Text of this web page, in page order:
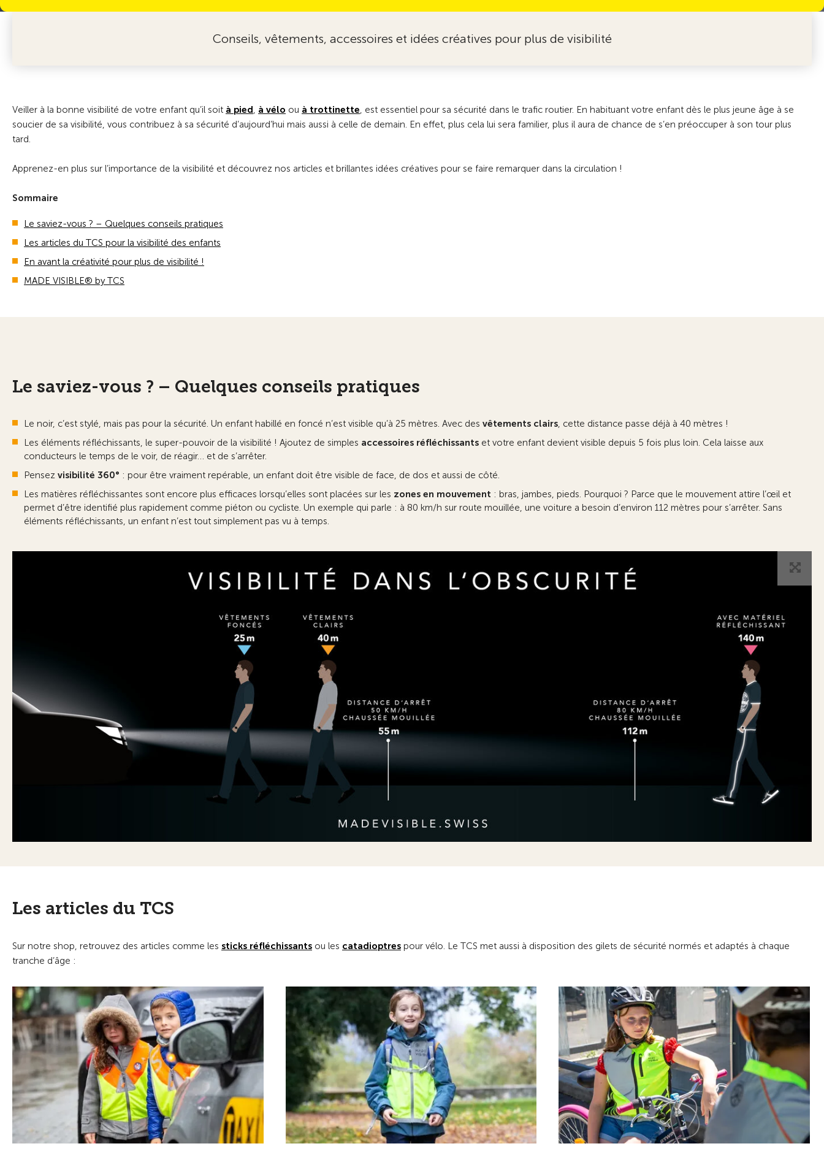
Conseils, vêtements, accessoires et idées créatives pour plus de visibilité
Veiller à la bonne visibilité de votre enfant qu’il soit à pied, à vélo ou à trottinette, est essentiel pour sa sécurité dans le trafic routier. En habituant votre enfant dès le plus jeune âge à se
soucier de sa visibilité, vous contribuez à sa sécurité d’aujourd’hui mais aussi à celle de demain. En effet, plus cela lui sera familier, plus il aura de chance de s’en préoccuper à son tour plus
tard.
Apprenez-en plus sur l’importance de la visibilité et découvrez nos articles et brillantes idées créatives pour se faire remarquer dans la circulation !
Sommaire
Le saviez-vous ? – Quelques conseils pratiques
Les articles du TCS pour la visibilité des enfants
En avant la créativité pour plus de visibilité !
MADE VISIBLE® by TCS
Le saviez-vous ? – Quelques conseils pratiques
Le noir, c’est stylé, mais pas pour la sécurité. Un enfant habillé en foncé n’est visible qu’à 25 mètres. Avec des vêtements clairs, cette distance passe déjà à 40 mètres !
Les éléments réfléchissants, le super-pouvoir de la visibilité ! Ajoutez de simples accessoires réfléchissants et votre enfant devient visible depuis 5 fois plus loin. Cela laisse aux
conducteurs le temps de le voir, de réagir… et de s’arrêter.
Pensez visibilité 360° : pour être vraiment repérable, un enfant doit être visible de face, de dos et aussi de côté.
Les matières réfléchissantes sont encore plus efficaces lorsqu’elles sont placées sur les zones en mouvement : bras, jambes, pieds. Pourquoi ? Parce que le mouvement attire l’œil et
permet d’être identifié plus rapidement comme piéton ou cycliste. Un exemple qui parle : à 80 km/h sur route mouillée, une voiture a besoin d’environ 112 mètres pour s’arrêter. Sans
éléments réfléchissants, un enfant n’est tout simplement pas vu à temps.
Les articles du TCS
Sur notre shop, retrouvez des articles comme les sticks réfléchissants ou les catadioptres pour vélo. Le TCS met aussi à disposition des gilets de sécurité normés et adaptés à chaque
tranche d’âge :